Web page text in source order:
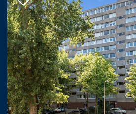
250,-- per maand
Woonoppervlakte: 71 m2
Geen bemiddelingskosten voor huurder
Per direct beschikbaar
INDELING
Entree, hal met trap naar 1e etage